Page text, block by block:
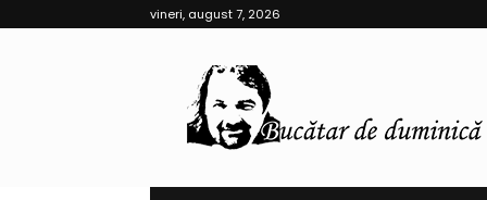
vineri, august 7, 2026
Bucătar
de
Duminică